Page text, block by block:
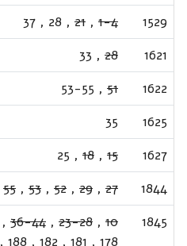
1529
1-4
,
21
,
28
,
37
1621
28
,
33
1622
51
,
53-55
1625
35
1627
15
,
18
,
25
1844
27
,
29
,
52
,
53
,
55
1845
10
,
23-28
,
36-44
,
178
,
181
,
182
,
188
,